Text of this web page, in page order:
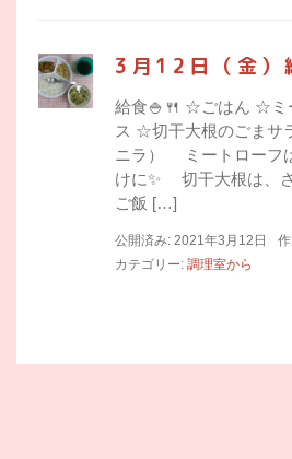
3月12日（金）
給食🍚🍴 ☆ごはん ☆ミ
ス ☆切干大根のごまサ
ニラ） ミートローフ
けに✨ 切干大根は、
ご飯 […]
公開済み: 2021年3月12日
カテゴリー: 調理室から